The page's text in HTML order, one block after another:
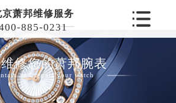
京萧邦维修服务
885-0231
修您的萧邦腕表
and repair your watch